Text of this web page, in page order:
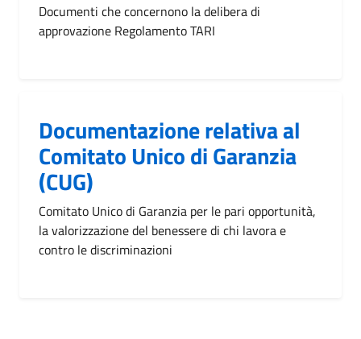
Documenti che concernono la delibera di
approvazione Regolamento TARI
Documentazione relativa al
Comitato Unico di Garanzia
(CUG)
Comitato Unico di Garanzia per le pari opportunità,
la valorizzazione del benessere di chi lavora e
contro le discriminazioni